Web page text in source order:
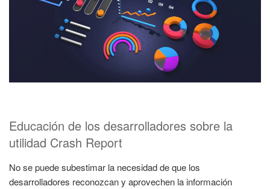
Educación de los desarrolladores sobre la
utilidad Crash Report
No se puede subestimar la necesidad de que los
desarrolladores reconozcan y aprovechen la información